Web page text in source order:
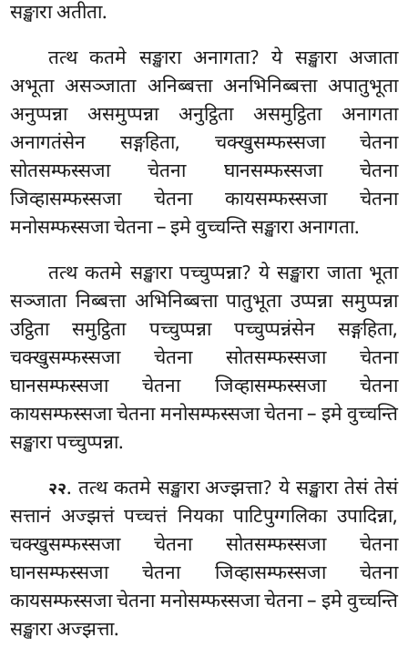
सङ्खारा अतीता.
तत्थ कतमे सङ्खारा अनागता? ये सङ्खारा अजाता
अभूता असञ्जाता अनिब्बत्ता अनभिनिब्बत्ता अपातुभूता
अनुप्पन्ना असमुप्पन्ना अनुट्ठिता असमुट्ठिता अनागता
अनागतंसेन सङ्गहिता, चक्खुसम्फस्सजा चेतना
सोतसम्फस्सजा चेतना घानसम्फस्सजा चेतना
जिव्हासम्फस्सजा चेतना कायसम्फस्सजा चेतना
मनोसम्फस्सजा चेतना – इमे वुच्चन्ति सङ्खारा अनागता.
तत्थ कतमे सङ्खारा पच्चुप्पन्ना? ये सङ्खारा जाता भूता
सञ्जाता निब्बत्ता अभिनिब्बत्ता पातुभूता उप्पन्ना समुप्पन्ना
उट्ठिता समुट्ठिता पच्चुप्पन्ना पच्चुप्पन्नंसेन सङ्गहिता,
चक्खुसम्फस्सजा चेतना सोतसम्फस्सजा चेतना
घानसम्फस्सजा चेतना जिव्हासम्फस्सजा चेतना
कायसम्फस्सजा चेतना मनोसम्फस्सजाचेतना – इमे वुच्चन्ति
सङ्खारा पच्चुप्पन्ना.
२२. तत्थ कतमे सङ्खारा अज्झत्ता? ये सङ्खारा तेसं तेसं
सत्तानं अज्झत्तं पच्चत्तं नियका पाटिपुग्गलिका उपादिन्ना,
चक्खुसम्फस्सजा चेतना सोतसम्फस्सजा चेतना
घानसम्फस्सजा चेतना जिव्हासम्फस्सजा चेतना
कायसम्फस्सजा चेतना मनोसम्फस्सजा चेतना – इमे वुच्चन्ति
सङ्खारा अज्झत्ता.